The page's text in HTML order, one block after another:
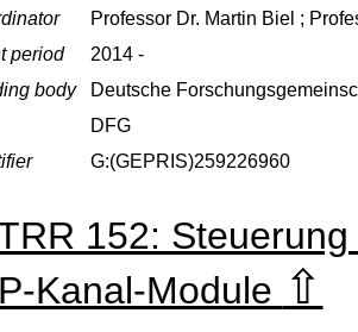
Professor Dr. Martin Biel ;
period
2014 -
body
Deutsche
DFG
G:(GEPRIS)259226960
152:
Kanal-Module ⇧